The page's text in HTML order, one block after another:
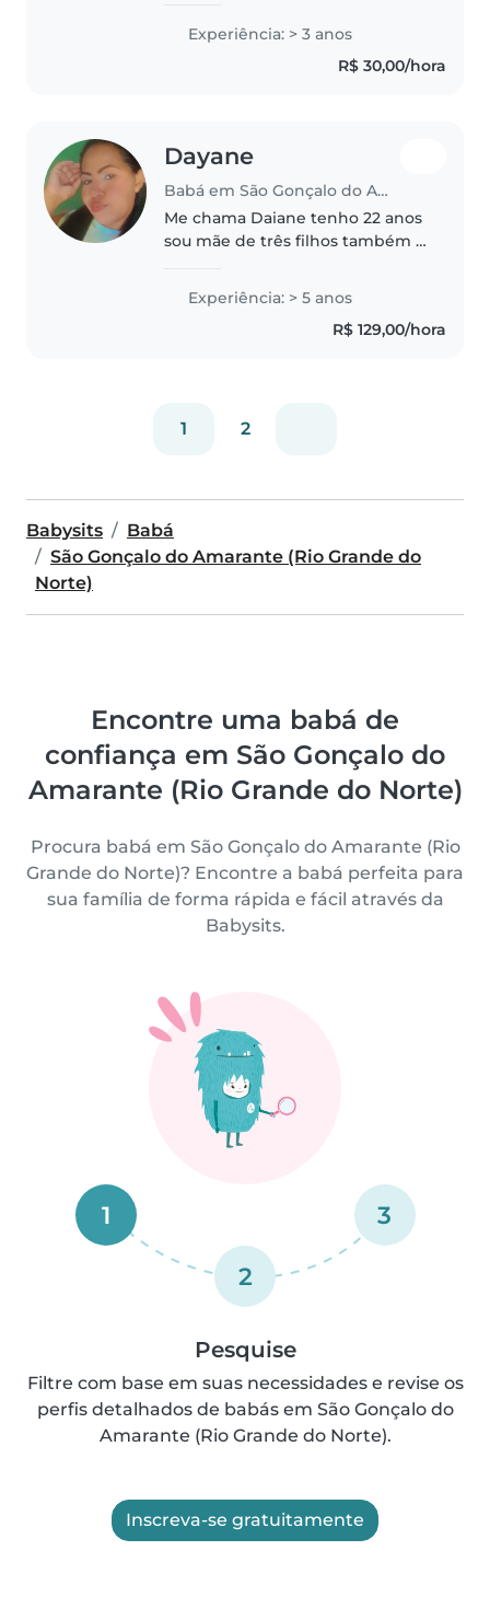
bem-estar, segurança e conforto
delas. Também sou proativa,
aprendo rápido e procuro
Experiência: > 3 anos
R$ 30,00/hora
Dayane
Babá em São Gonçalo do Amarante (Rio Grande do Norte)
Me chama Daiane tenho 22 anos
sou mãe de três filhos também é
cuidando de criança
Experiência: > 5 anos
R$ 129,00/hora
1 2
Babysits
Babá
São Gonçalo do Amarante (Rio Grande do
Norte)
Encontre uma babá de
confiança em São Gonçalo do
Amarante (Rio Grande do Norte)
Procura babá em São Gonçalo do Amarante (Rio
Grande do Norte)? Encontre a babá perfeita para
sua família de forma rápida e fácil através da
Babysits.
1
2
3
Pesquise
Filtre com base em suas necessidades e revise os
perfis detalhados de babás em São Gonçalo do
Amarante (Rio Grande do Norte).
Inscreva-se gratuitamente